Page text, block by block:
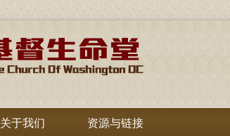
关于我们 资源与链接